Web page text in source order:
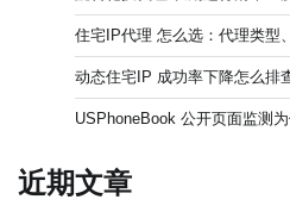
住宅IP代理 怎么选：代理类型
动态住宅IP 成功率下降怎么排
USPhoneBook 公开页面监测
近期文章